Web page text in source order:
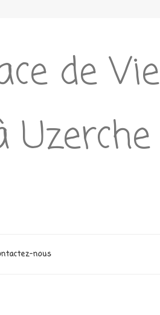
de Vie
Uzerche
nous